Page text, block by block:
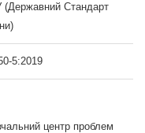
Стандарт
5:2019
центр проблем